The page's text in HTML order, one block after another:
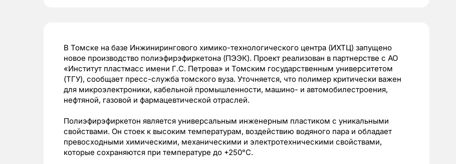
В Томске на базе Инжинирингового химико-технологического центра (ИХТЦ) запущено
новое производство полиэфирэфиркетона (ПЭЭК). Проект реализован в партнерстве с АО
«Институт пластмасс имени Г.С. Петрова» и Томским государственным университетом
(ТГУ), сообщает пресс-служба томского вуза. Уточняется, что полимер критически важен
для микроэлектроники, кабельной промышленности, машино- и автомобилестроения,
нефтяной, газовой и фармацевтической отраслей.
Полиэфирэфиркетон является универсальным инженерным пластиком с уникальными
свойствами. Он стоек к высоким температурам, воздействию водяного пара и обладает
превосходными химическими, механическими и электротехническими свойствами,
которые сохраняются при температуре до +250°С.